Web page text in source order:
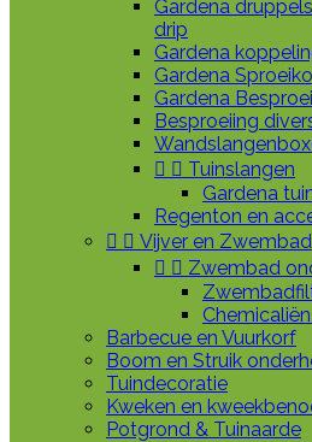
Gardena
drip
Gardena
Gardena
Gardena
Besproeiing
  Tuinslangen
Gardena
Regenton en
  Vijver en Zwembad
  Zwembad
Barbecue en Vuurkorf
Boom en Struik
Tuindecoratie
Kweken en
Potgrond & Tuinaarde